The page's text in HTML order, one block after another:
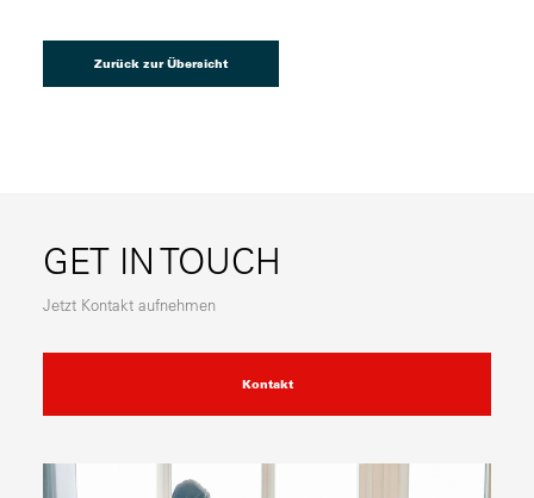
Zurück zur Übersicht
GET IN TOUCH
Jetzt Kontakt aufnehmen
Kontakt